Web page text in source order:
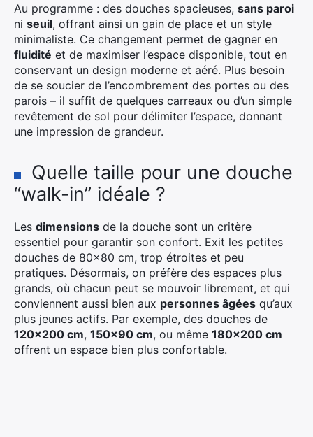
Au programme : des douches spacieuses, sans paroi
ni seuil, offrant ainsi un gain de place et un style
minimaliste. Ce changement permet de gagner en
fluidité et de maximiser l’espace disponible, tout en
conservant un design moderne et aéré. Plus besoin
de se soucier de l’encombrement des portes ou des
parois – il suffit de quelques carreaux ou d’un simple
revêtement de sol pour délimiter l’espace, donnant
une impression de grandeur.
Quelle taille pour une douche
“walk-in” idéale ?
Les dimensions de la douche sont un critère
essentiel pour garantir son confort. Exit les petites
douches de 80×80 cm, trop étroites et peu
pratiques. Désormais, on préfère des espaces plus
grands, où chacun peut se mouvoir librement, et qui
conviennent aussi bien aux personnes âgées qu’aux
plus jeunes actifs. Par exemple, des douches de
120×200 cm, 150×90 cm, ou même 180×200 cm
offrent un espace bien plus confortable.